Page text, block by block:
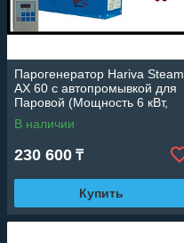
Парогенератор Hariva Steam
AX 60 c автопромывкой для
Паровой (Мощность 6 кВт,
объем 2-7 м3)
В наличии
230 600 ₸
Купить